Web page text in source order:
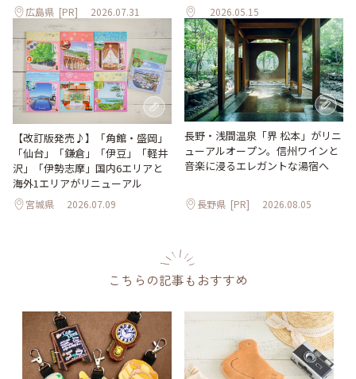
広島県 [PR] 2026.07.31 2026.05.15
【改訂版発売♪】「角館・盛岡」
「仙台」「鎌倉」「伊豆」「軽井
沢」「伊勢志摩」国内6エリアと
海外1エリアがリニューアル
宮城県 2026.07.09
長野・浅間温泉「界 松本」がリニ
ューアルオープン。信州ワインと
音楽に浸るエレガントな湯宿へ
長野県 [PR] 2026.08.05
こちらの記事もおすすめ